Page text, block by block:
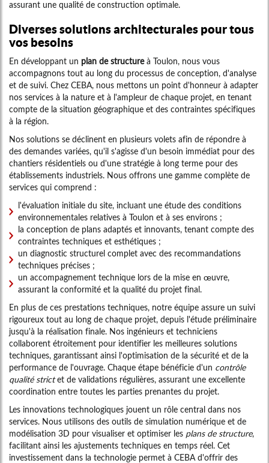
assurant une qualité de construction optimale.
Diverses solutions architecturales pour tous
vos besoins
En développant un plan de structureà Toulon, nous vous
accompagnons tout au long du processus de conception, d'analyse
et de suivi. Chez CEBA, nous mettons un point d'honneur à adapter
nos services à la nature et à l'ampleur de chaque projet, en tenant
compte de la situation géographique et des contraintes spécifiques
à la région.
Nos solutions se déclinent en plusieurs volets afin de répondre à
des demandes variées, qu'il s'agisse d'un besoin immédiat pour des
chantiers résidentiels ou d'une stratégie à long terme pour des
établissements industriels. Nous offrons une gamme complète de
services qui comprend :
l'évaluation initiale du site, incluant une étude des conditions
environnementales relatives à Toulon et à ses environs ;
la conception de plans adaptés et innovants, tenant compte des
contraintes techniques et esthétiques ;
un diagnostic structurel complet avec des recommandations
techniques précises ;
un accompagnement technique lors de la mise en œuvre,
assurant la conformité et la qualité du projet final.
En plus de ces prestations techniques, notre équipe assure un suivi
rigoureux tout au long de chaque projet, depuis l'étude préliminaire
jusqu'à la réalisation finale. Nos ingénieurs et techniciens
collaborent étroitement pour identifier les meilleures solutions
techniques, garantissant ainsi l'optimisation de la sécurité et de la
performance de l'ouvrage. Chaque étape bénéficie d'un contrôle
qualité strictet de validations régulières, assurant une excellente
coordination entre toutes les parties prenantes du projet.
Les innovations technologiques jouent un rôle central dans nos
services. Nous utilisons des outils de simulation numérique et de
modélisation 3D pour visualiser et optimiser les plans de structure,
facilitant ainsi les ajustements techniques en temps réel. Cet
investissement dans la technologie permet à CEBA d'offrir des